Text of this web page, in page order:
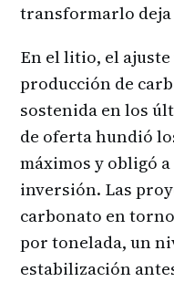
transformarlo deja
En el litio, el
producción de
sostenida en los
de oferta hundió
máximos y obligó
inversión. Las
carbonato en
por tonelada, un
estabilización